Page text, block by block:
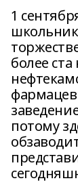
1
более
потому